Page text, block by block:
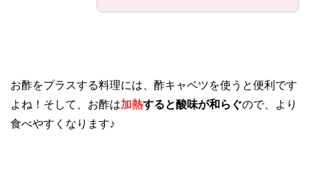
お酢をプラスする料理には、酢キャベツを使うと便利です
よね！そして、お酢は加熱すると酸味が和らぐので、より
食べやすくなります♪